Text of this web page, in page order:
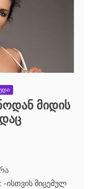
მიდის
ისთვის მიცემულ